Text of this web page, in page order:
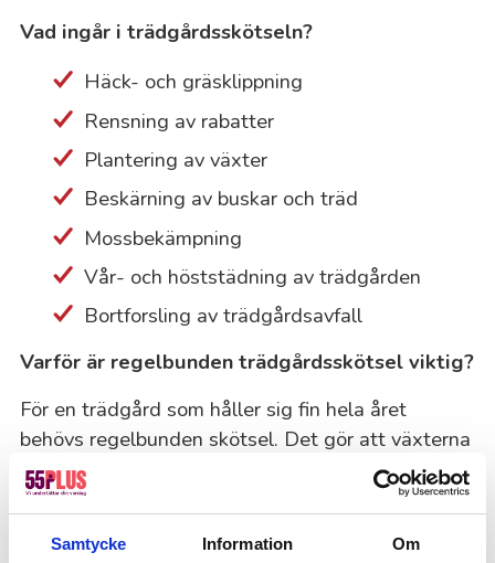
Samtycke Information Om
Vad ingår i trädgårdsskötseln?
Häck- och gräsklippning
Rensning av rabatter
Plantering av växter
Beskärning av buskar och träd
Mossbekämpning
Vår- och höststädning av trädgården
Bortforsling av trädgårdsavfall
Varför är regelbunden trädgårdsskötsel viktig?
För en trädgård som håller sig fin hela året
behövs regelbunden skötsel. Det gör att växterna
trivs, gräsmattan förblir grön och trädgården alltid
ser inbjudande ut.
Hur ofta behövs trädgårdsskötsel?